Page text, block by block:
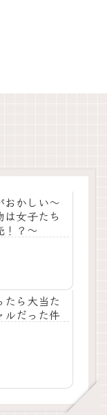
おかしい〜
女子たち
！？〜
たら大当た
ルだった件